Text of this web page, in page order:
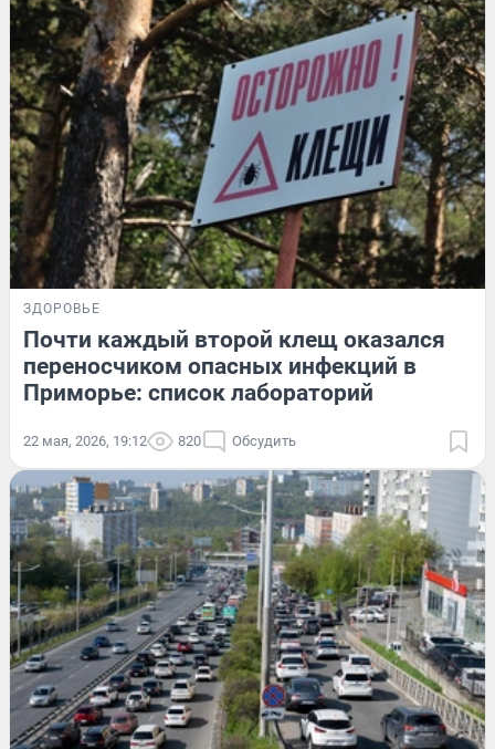
ЗДОРОВЬЕ
Почти каждый второй клещ оказался
переносчиком опасных инфекций в
Приморье: список лабораторий
22 мая, 2026, 19:12 820 Обсудить